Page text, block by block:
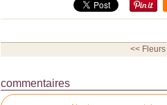
<<
commentaires